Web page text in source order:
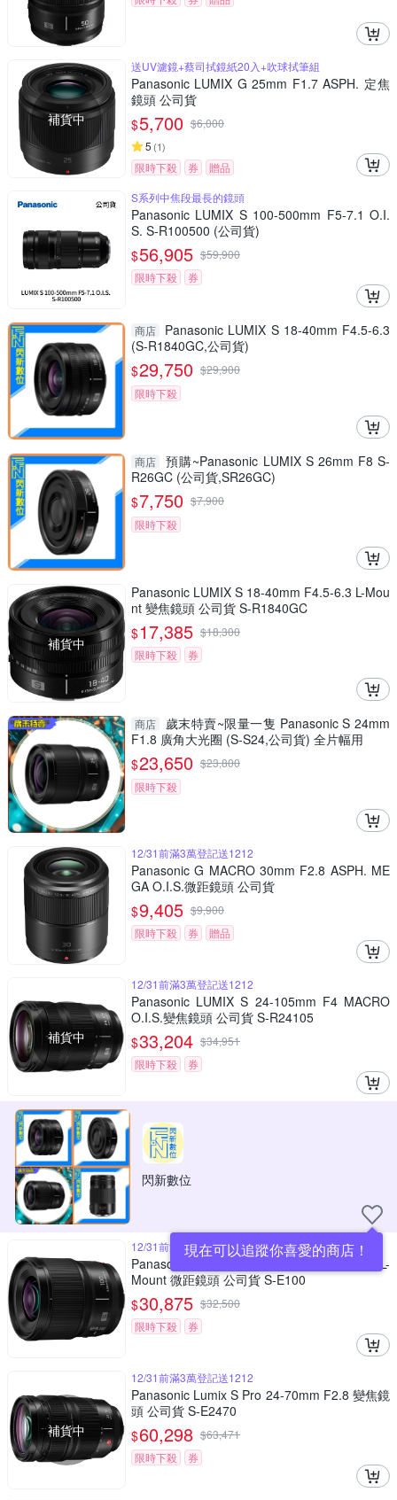
補貨中
送UV濾鏡+蔡司拭鏡紙20入+吹球拭筆組
Panasonic LUMIX G 25mm F1.7 ASPH. 定焦
鏡頭 公司貨
$5,700 $6,000
5 (1)
限時下殺 券
贈品
S系列中焦段最長的鏡頭
Panasonic LUMIX S 100-500mm F5-7.1 O.I.
S. S-R100500 (公司貨)
$56,905 $59,900
限時下殺
券
商店
Panasonic LUMIX S 18-40mm F4.5-6.3
(S-R1840GC,公司貨)
$29,750 $29,900
限時下殺
商店
預購~Panasonic LUMIX S 26mm F8 S-
R26GC (公司貨,SR26GC)
$7,750 $7,900
限時下殺
補貨中
Panasonic LUMIX S 18-40mm F4.5-6.3 L-Mou
nt 變焦鏡頭 公司貨 S-R1840GC
$17,385 $18,300
限時下殺
券
商店
歲末特賣~限量一隻 Panasonic S 24mm
F1.8 廣角大光圈 (S-S24,公司貨) 全片幅用
$23,650 $23,800
限時下殺
12/31前滿3萬登記送1212
Panasonic G MACRO 30mm F2.8 ASPH. ME
GA O.I.S.微距鏡頭 公司貨
$9,405 $9,900
限時下殺
券 贈品
補貨中
12/31前滿3萬登記送1212
Panasonic LUMIX S 24-105mm F4 MACRO
O.I.S.變焦鏡頭 公司貨 S-R24105
$33,204 $34,951
限時下殺
券
閃新數位
現在可以追蹤你喜愛的商店！
12/31前滿3萬登記送1212
Panasonic LUMIX S 100mm F2.8 MACRO L-
Mount 微距鏡頭 公司貨 S-E100
$30,875 $32,500
限時下殺
券
補貨中
12/31前滿3萬登記送1212
Panasonic Lumix S Pro 24-70mm F2.8 變焦鏡
頭 公司貨 S-E2470
$60,298 $63,471
限時下殺
券